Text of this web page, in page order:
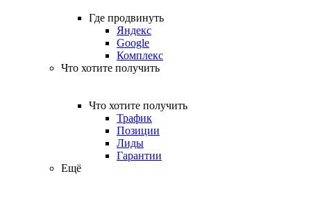
Где продвинуть
Яндекс
Google
Комплекс
Что хотите получить
Что хотите получить
Трафик
Позиции
Лиды
Гарантии
Ещё